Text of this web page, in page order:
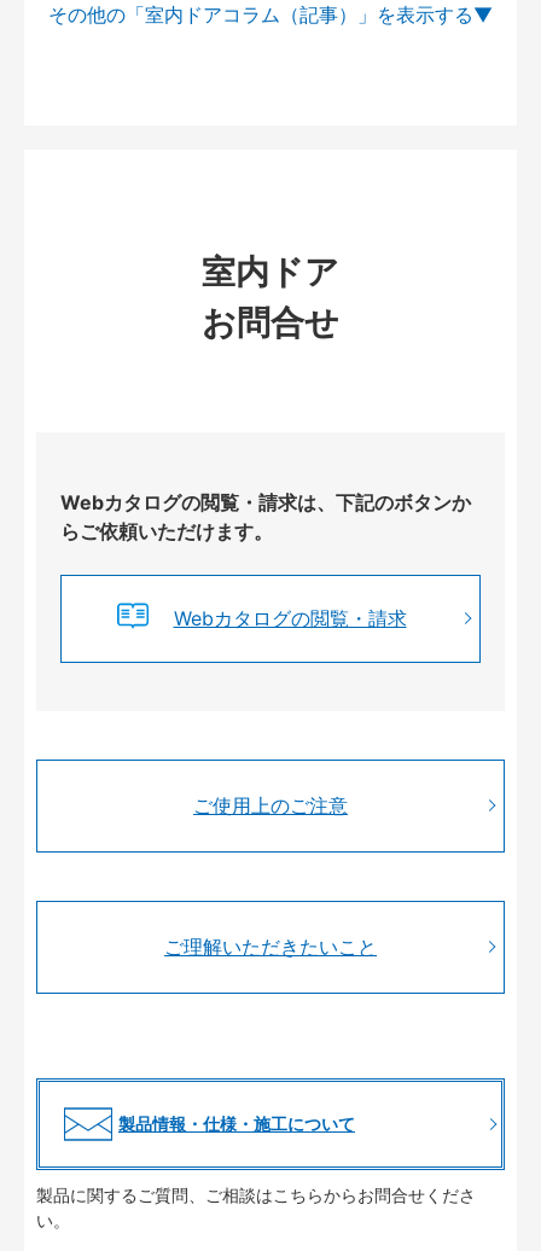
その他の「室内ドアコラム（記事）」を
室内ドア
お問合せ
Webカタログの閲覧・請求は、下記のボタンか
らご依頼いただけます。
Webカタログの閲覧・請求
ご使用上のご注意
ご理解いただきたいこと
製品情報・仕様・施工について
製品に関するご質問、ご相談はこちらからお問合せくださ
い。